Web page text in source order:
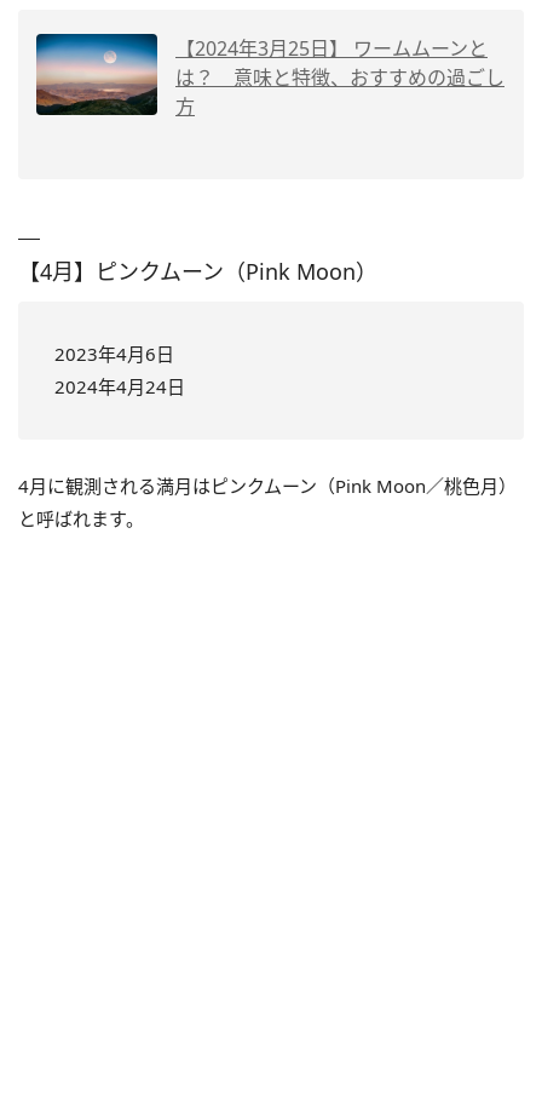
【2024年3月25日】 ワームムーンと
は？ 意味と特徴、おすすめの過ごし
方
【4月】ピンクムーン（Pink Moon）
2023年4月6日
2024年4月24日
4月に観測される満月はピンクムーン（Pink Moon／桃色月）
と呼ばれます。